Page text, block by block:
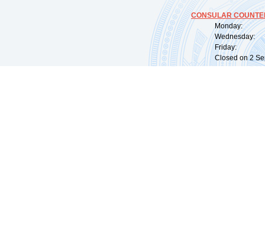
CONSULAR
Monday:
Wednesday:
Friday:
Closed on 2